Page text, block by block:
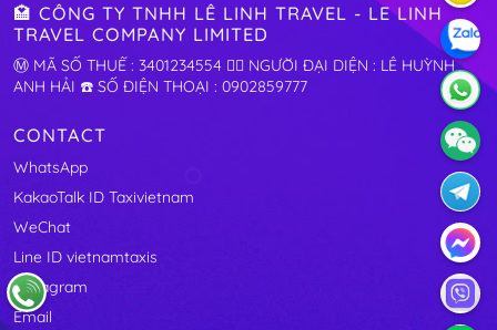
🏩 CÔNG TY TNHH LÊ LINH TRAVEL - LE LINH
TRAVEL COMPANY LIMITED
Ⓜ️ MÃ SỐ THUẾ : 3401234554 🧛‍♂️ NGƯỜI ĐẠI DIỆN : LÊ HUỲNH
ANH HẢI ☎️ SỐ ĐIỆN THOẠI : 0902859777
CONTACT
WhatsApp
KakaoTalk ID Taxivietnam
WeChat
Line ID vietnamtaxis
Instagram
Email